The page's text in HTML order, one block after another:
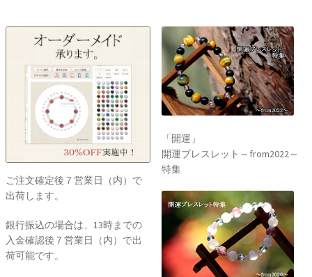
ご注文確定後７営業日（内）で
出荷します。
銀行振込の場合は、13時までの
入金確認後７営業日（内）で出
荷可能です。
「開運」
開運ブレスレット～from2022～
特集